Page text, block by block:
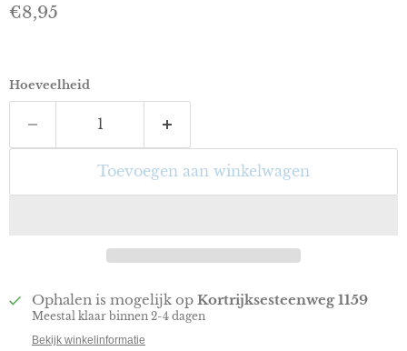
Huidige prijs
€8,95
Hoeveelheid
Toevoegen aan winkelwagen
Ophalen is mogelijk op Kortrijksesteenweg 1159
Meestal klaar binnen 2-4 dagen
Bekijk winkelinformatie